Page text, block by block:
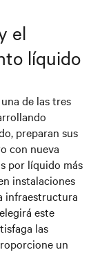
el
líquido
de las tres
preparan sus
con nueva
por líquido más
instalaciones
infraestructura
este
las
un